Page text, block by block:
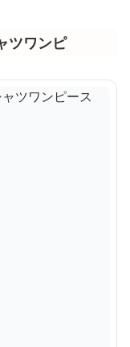
ツワンピ